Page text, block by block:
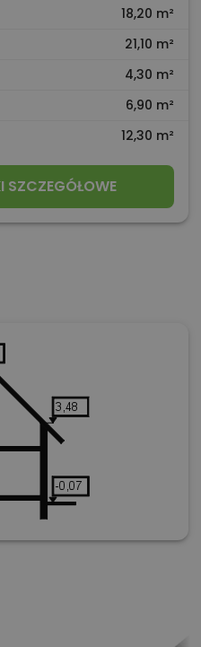
18,20 m²
21,10 m²
4,30 m²
6,90 m²
12,30 m²
SZCZEGÓŁOWE